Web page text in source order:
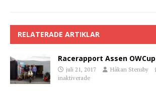
RELATERADE ARTIKLAR
Racerapport Assen
juli 21, 2017 Håkan Stensby
inaktiverade